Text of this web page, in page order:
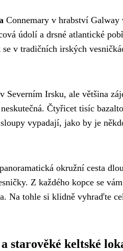
Connemary v hrabství Galway
údolí a drsné atlantické
se v tradičních irských
Severním Irsku, ale většina
Čtyřicet tisíc
vypadají, jako by je
okružní cesta
Z každého kopce se
Na tohle si klidně vyhraďte
starověké keltské